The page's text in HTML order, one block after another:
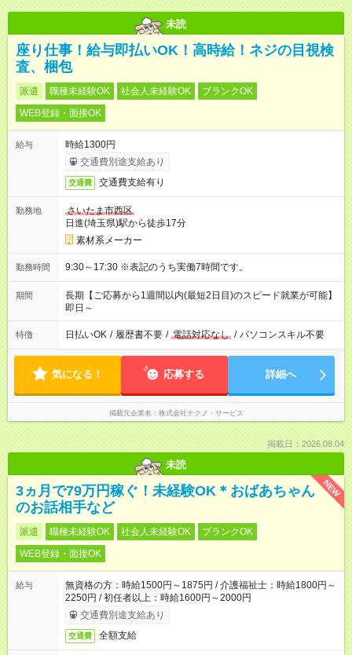
未読
座り仕事！給与即払いOK！高時給！ネジの目視検
査、梱包
派遣 職種未経験OK 社会人未経験OK
ブランクOK
WEB登録・面接OK
給与
時給1300円
交通費別途支給あり
交通費 交通費支給有り
勤務地
さいたま市西区
日進(埼玉県)駅から徒歩17分
素材系メーカー
勤務時間 9:30～17:30 ※表記のうち実働7時間です。
期間
長期【ご応募から1週間以内(最短2日目)のスピード就業が可能】
即日～
特徴 日払いOK / 履歴書不要 / 電話対応なし / パソコンスキル不要
気になる！ 応募する 詳細へ
掲載元企業名 株式会社テクノ・サービス
掲載日：2026.08.04
未読
NEW
3ヵ月で79万円稼ぐ！未経験OK＊おばあちゃん
のお話相手など
派遣 職種未経験OK 社会人未経験OK
ブランクOK
WEB登録・面接OK
給与
無資格の方：時給1500円～1875円 / 介護福祉士：時給1800円～
2250円 / 初任者以上：時給1600円～2000円
交通費別途支給あり
交通費 全額支給